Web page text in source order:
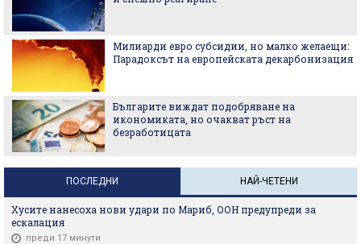
Защо чешмяната вода често е по-добрият
избор от бутилираната
Екстремна еволюция - как животните се
адаптират към градската среда на живот
ПОСЛЕДНИ НАЙ-ЧЕТЕНИ
Хусите нанесоха нови удари по Мариб, ООН предупреди за
ескалация
преди 17 минути